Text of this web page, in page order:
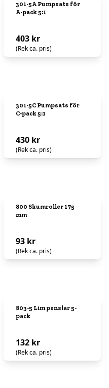
301-5A Pumpsats för
A-pack 5:1
403 kr
(Rek ca. pris)
301-5C Pumpsats för
C-pack 5:1
430 kr
(Rek ca. pris)
800 Skumroller 175
mm
93 kr
(Rek ca. pris)
803-5 Lim penslar 5-
pack
132 kr
(Rek ca. pris)